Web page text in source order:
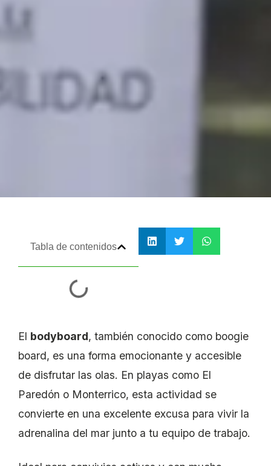
Tabla de contenidos
El bodyboard, también conocido como boogie
board, es una forma emocionante y accesible
de disfrutar las olas. En playas como El
Paredón o Monterrico, esta actividad se
convierte en una excelente excusa para vivir la
adrenalina del mar junto a tu equipo de trabajo.